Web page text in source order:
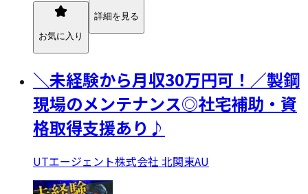
お気に入り
詳細を見る
＼未経験から月収30万円可！／製鋼
現場のメンテナンス◎社宅補助・資
格取得支援あり♪
UTエージェント株式会社 北関東AU